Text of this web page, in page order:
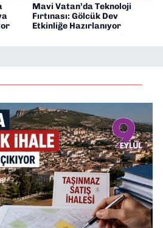
Mavi Vatan’da Teknoloji
Fırtınası: Gölcük Dev
Etkinliğe Hazırlanıyor